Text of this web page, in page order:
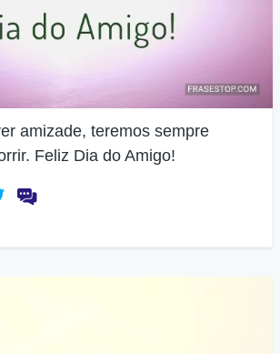
amizade, teremos sempre
Feliz Dia do Amigo!